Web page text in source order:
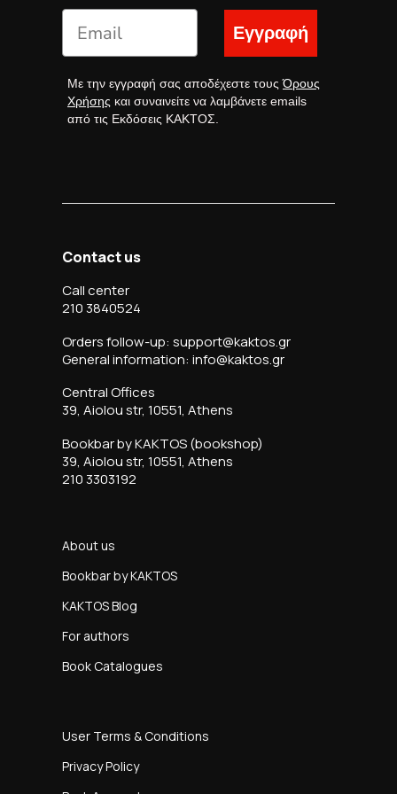
Εγγραφή
Με την εγγραφή σας αποδέχεστε τουςΌρους
Χρήσης και συναινείτε να λαμβάνετε emails
από τις Εκδόσεις ΚΑΚΤΟΣ.
Contact us
Call center
210 3840524
Orders follow-up: support@kaktos.gr
General information: info@kaktos.gr
Central Offices
39, Aiolou str, 10551, Athens
Bookbar by KAKTOS (bookshop)
39, Aiolou str, 10551, Athens
210 3303192
About us
Bookbar by KAKTOS
KAKTOS Blog
For authors
Book Catalogues
User Terms & Conditions
Privacy Policy